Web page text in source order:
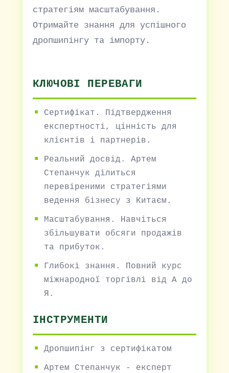
стратегіям масштабування.
Отримайте знання для успішного
дропшипінгу та імпорту.
КЛЮЧОВІ ПЕРЕВАГИ
Сертифікат. Підтвердження
експертності, цінність для
клієнтів і партнерів.
Реальний досвід. Артем
Степанчук ділиться
перевіреними стратегіями
ведення бізнесу з Китаєм.
Масштабування. Навчіться
збільшувати обсяги продажів
та прибуток.
Глибокі знання. Повний курс
міжнародної торгівлі від А до
Я.
ІНСТРУМЕНТИ
Дропшипінг з сертифікатом
Артем Степанчук - експерт